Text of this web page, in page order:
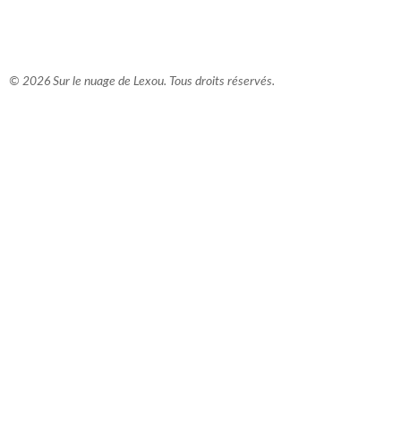
© 2026 Sur le nuage de Lexou. Tous droits réservés.